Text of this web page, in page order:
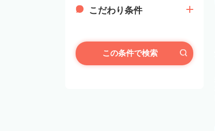
こだわり条件
この条件で検索